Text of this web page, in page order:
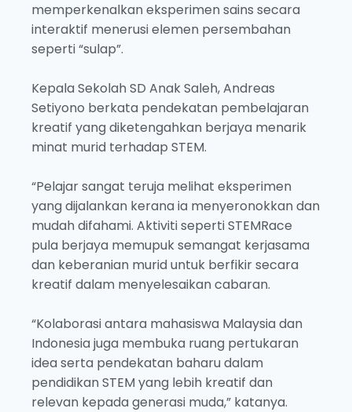
memperkenalkan eksperimen sains secara
interaktif menerusi elemen persembahan
seperti “sulap”.
Kepala Sekolah SD Anak Saleh, Andreas
Setiyono berkata pendekatan pembelajaran
kreatif yang diketengahkan berjaya menarik
minat murid terhadap STEM.
“Pelajar sangat teruja melihat eksperimen
yang dijalankan kerana ia menyeronokkan dan
mudah difahami. Aktiviti seperti STEMRace
pula berjaya memupuk semangat kerjasama
dan keberanian murid untuk berfikir secara
kreatif dalam menyelesaikan cabaran.
“Kolaborasi antara mahasiswa Malaysia dan
Indonesia juga membuka ruang pertukaran
idea serta pendekatan baharu dalam
pendidikan STEM yang lebih kreatif dan
relevan kepada generasi muda,” katanya.